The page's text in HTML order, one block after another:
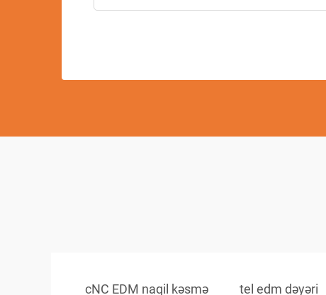
cNC EDM naqil kəsmə tel edm dəyəri